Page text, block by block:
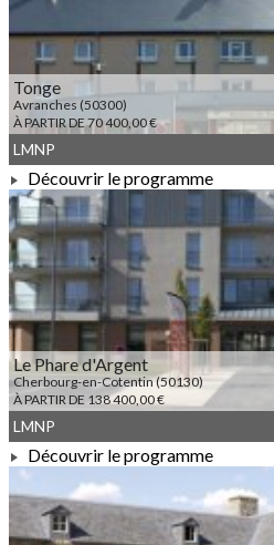
Tonge
Avranches (50300)
À PARTIR DE 70 400,00 €
À PARTIR DE 70 400,00 €
LMNP
Découvrir le programme
Le Phare d'Argent
Cherbourg-en-Cotentin (50130)
À PARTIR DE 138 400,00 €
À PARTIR DE 138 400,00 €
LMNP
Découvrir le programme